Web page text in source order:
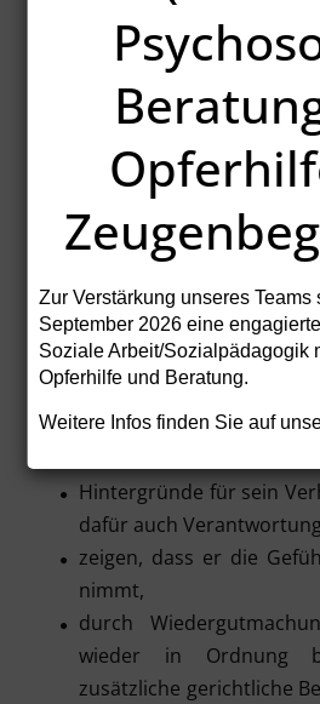
dem Täter die Folgen
Schäden, verletzte
u. a.) deutlich machen,
eine schnelle
Wiedergutmachung
erreichen,
selbst an der
entstandenen Schadens
im Falle materieller
Aufwand eines
Tatverantwortliche können:
Hintergründe für sein
dafür auch
zeigen, dass er die
nimmt,
durch
wieder in Ordnung
zusätzliche gerichtliche
Zur Verstärkung unseres Teams
September 2026 eine
Soziale Arbeit/Sozialpädagogik
Opferhilfe und Beratung.
Weitere Infos finden Sie auf